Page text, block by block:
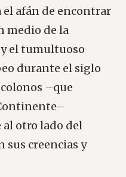
afán de encontrar
medio de la
el tumultuoso
durante el siglo
–que
al otro lado del
sus creencias y